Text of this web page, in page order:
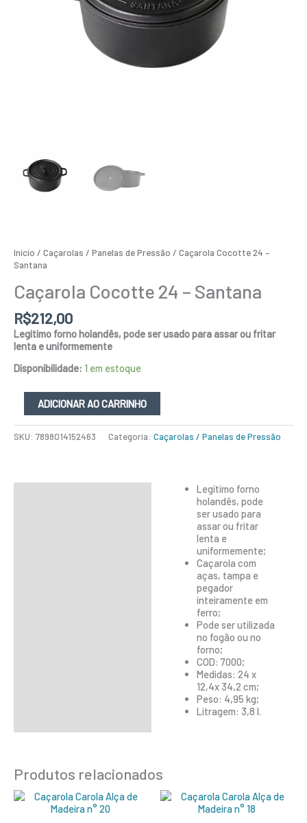
Início / Caçarolas / Panelas de Pressão / Caçarola Cocotte 24 –
Santana
Caçarola Cocotte 24 – Santana
R$212,00
Legítimo forno holandês, pode ser usado para assar ou fritar
lenta e uniformemente
Disponibilidade: 1 em estoque
ADICIONAR AO CARRINHO
SKU: 7898014152463 Categoria: Caçarolas / Panelas de Pressão
Legítimo forno
holandês, pode
ser usado para
assar ou fritar
lenta e
uniformemente;
Caçarola com
aças, tampa e
pegador
inteiramente em
ferro;
Pode ser utilizada
no fogão ou no
forno;
COD: 7000;
Medidas: 24 x
12,4x 34,2 cm;
Peso: 4,95 kg;
Litragem: 3,8 l.
Produtos relacionados